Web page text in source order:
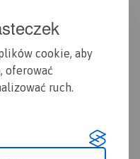
cookie, aby
oferować
ruch.